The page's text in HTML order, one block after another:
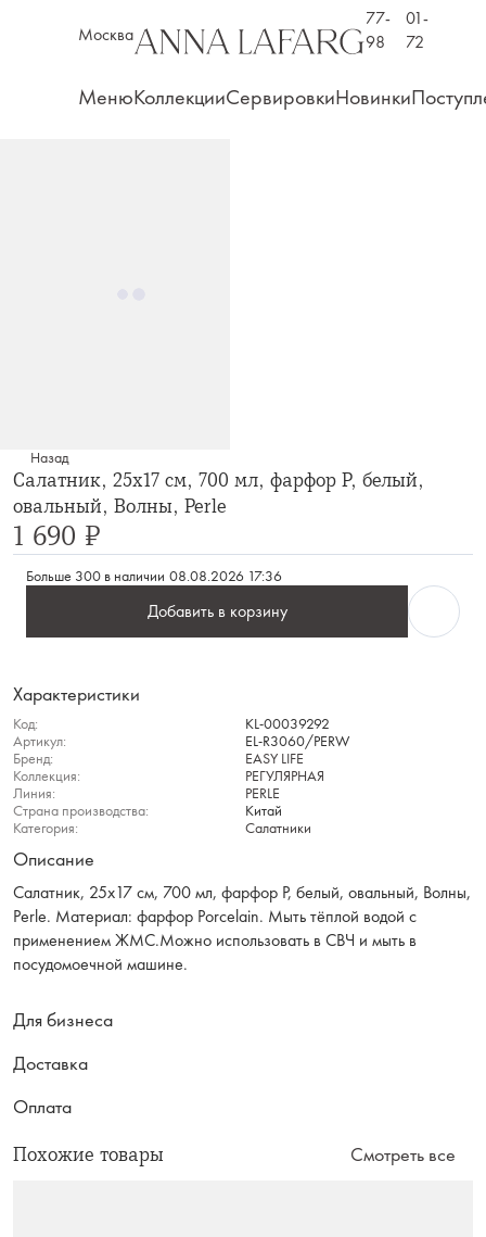
Москва
77-
98
01-
72
МенюКоллекцииСервировкиНовинки
Назад
Салатник, 25х17 см, 700 мл, фарфор P, белый,
овальный, Волны, Perle
1 690 ₽
Больше 300 в наличии 08.08.2026 17:36
Добавить в корзину
Характеристики
Код:
KL-00039292
Артикул:
EL-R3060/PERW
Бренд:
EASY LIFE
Коллекция:
РЕГУЛЯРНАЯ
Линия:
PERLE
Страна производства:
Китай
Категория:
Салатники
Описание
Салатник, 25х17 см, 700 мл, фарфор P, белый, овальный, Волны,
Perle. Материал: фарфор Рorcelain. Мыть тёплой водой с
применением ЖМС.Можно использовать в СВЧ и мыть в
посудомоечной машине.
Для бизнеса
Доставка
Оплата
Похожие товары Смотреть все